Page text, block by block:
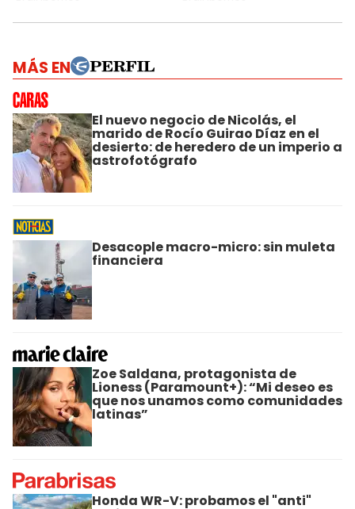
MÁS EN
El nuevo negocio de Nicolás, el
marido de Rocío Guirao Díaz en el
desierto: de heredero de un imperio a
astrofotógrafo
Desacople macro-micro: sin muleta
financiera
Zoe Saldana, protagonista de
Lioness (Paramount+): “Mi deseo es
que nos unamos como comunidades
latinas”
Honda WR-V: probamos el "anti"